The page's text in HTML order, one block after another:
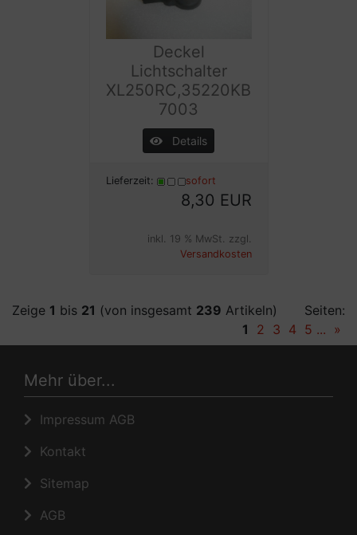
Deckel
Lichtschalter
XL250RC,35220KB
7003
Details
Lieferzeit: sofort
8,30 EUR
inkl. 19 % MwSt. zzgl.
Versandkosten
Zeige 1 bis 21 (von insgesamt 239 Artikeln)
Seiten:
1
2 3 4 5 ... »
Mehr über...
Impressum AGB
Kontakt
Sitemap
AGB